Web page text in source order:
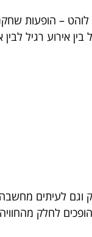
– הופעות
אירוע רגיל לבין
לעיתים
לחלק